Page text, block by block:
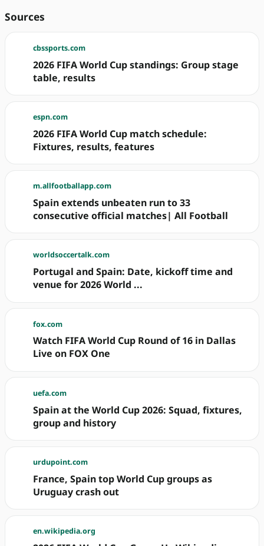
Sources
cbssports.com
2026 FIFA World Cup standings: Group stage
table, results
espn.com
2026 FIFA World Cup match schedule:
Fixtures, results, features
m.allfootballapp.com
Spain extends unbeaten run to 33
consecutive official matches| All Football
worldsoccertalk.com
Portugal and Spain: Date, kickoff time and
venue for 2026 World ...
fox.com
Watch FIFA World Cup Round of 16 in Dallas
Live on FOX One
uefa.com
Spain at the World Cup 2026: Squad, fixtures,
group and history
urdupoint.com
France, Spain top World Cup groups as
Uruguay crash out
en.wikipedia.org